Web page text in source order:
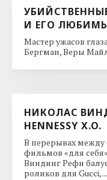
И ЕГО
Мастер ужасов
Бергман, Веры
НИКОЛАС
HENNESSY X.O.
В перерывах
фильмов «для
Виндинг Рефн
роликов для Gucci, ...